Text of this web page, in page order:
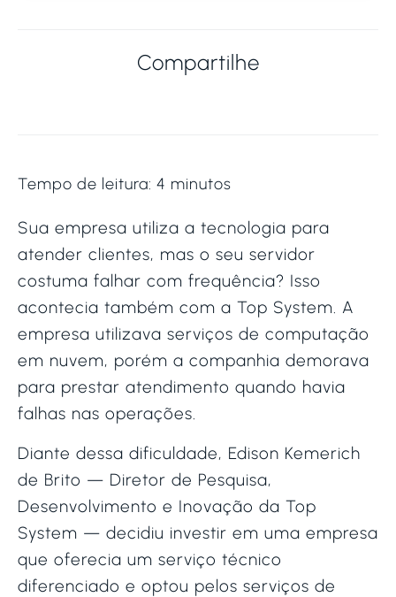
Compartilhe
Tempo de leitura: 4 minutos
Sua empresa utiliza a tecnologia para
atender clientes, mas o seu servidor
costuma falhar com frequência? Isso
acontecia também com a Top System. A
empresa utilizava serviços de computação
em nuvem, porém a companhia demorava
para prestar atendimento quando havia
falhas nas operações.
Diante dessa dificuldade, Edison Kemerich
de Brito — Diretor de Pesquisa,
Desenvolvimento e Inovação da Top
System — decidiu investir em uma empresa
que oferecia um serviço técnico
diferenciado e optou pelos serviços de